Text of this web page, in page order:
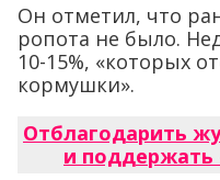
Он отметил, что
ропота не было.
10-15%, «которых
кормушки».
Отблагодарить
и поддержать